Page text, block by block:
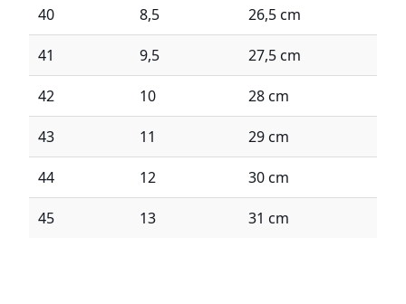
40 8,5 26,5 cm
41 9,5 27,5 cm
42 10 28 cm
43 11 29 cm
44 12 30 cm
45 13 31 cm